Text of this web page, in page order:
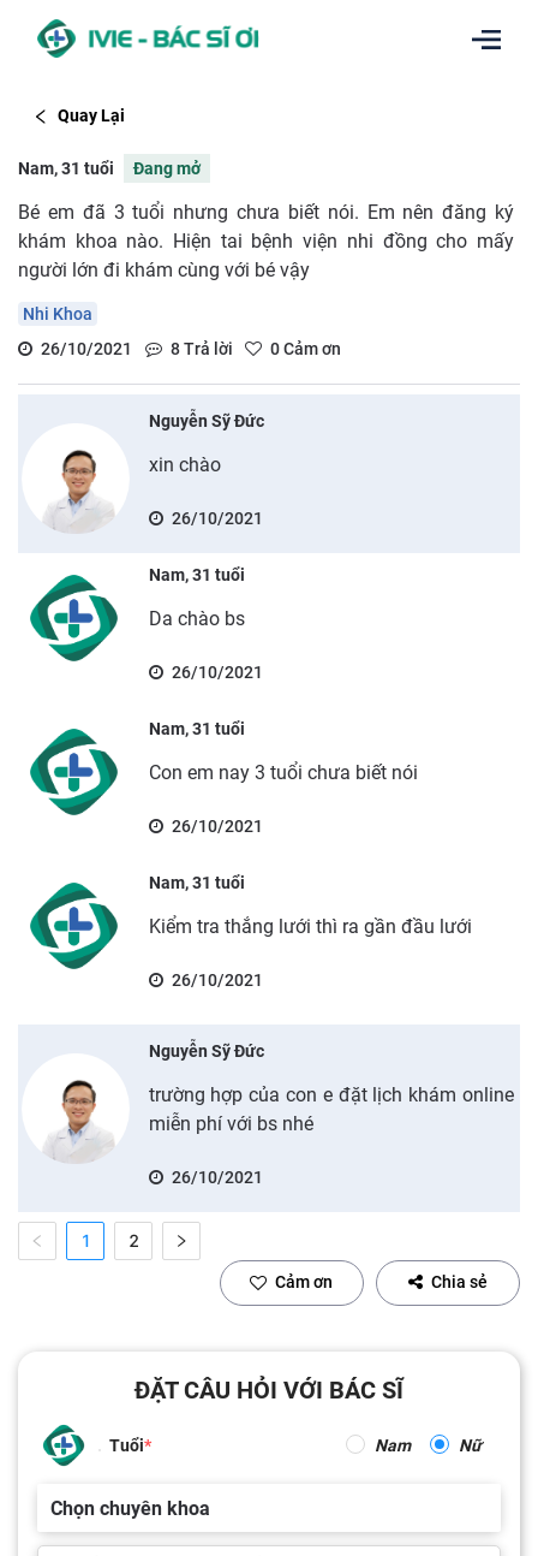
Quay Lại
Nam, 31 tuổi Đang mở
Bé em đã 3 tuổi nhưng chưa biết nói. Em nên đăng ký
khám khoa nào. Hiện tai bệnh viện nhi đồng cho mấy
người lớn đi khám cùng với bé vậy
Nhi Khoa
26/10/2021
8Trả lời 0Cảm ơn
Nguyễn Sỹ Đức
xin chào
26/10/2021
Nam, 31 tuổi
Da chào bs
26/10/2021
Nam, 31 tuổi
Con em nay 3 tuổi chưa biết nói
26/10/2021
Nam, 31 tuổi
Kiểm tra thắng lưới thì ra gần đầu lưới
26/10/2021
Nguyễn Sỹ Đức
trường hợp của con e đặt lịch khám online
miễn phí với bs nhé
26/10/2021
1 2
Cảm ơn Chia sẻ
ĐẶT CÂU HỎI VỚI BÁC SĨ
Tuổi Nam Nữ
Chọn chuyên khoa